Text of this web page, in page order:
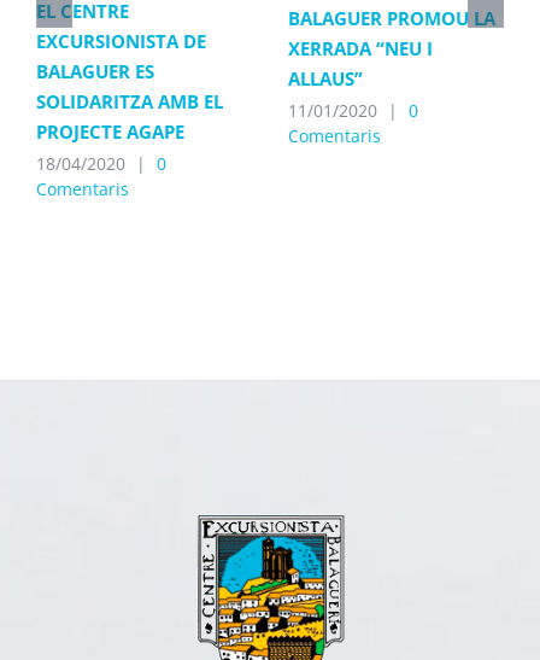
EL CENTRE
EXCURSIONISTA DE
BALAGUER ES
SOLIDARITZA AMB EL
PROJECTE AGAPE
18/04/2020 |
0
Comentaris
BALAGUER PROMOU LA
XERRADA “NEU I
ALLAUS”
11/01/2020 |
0
Comentaris